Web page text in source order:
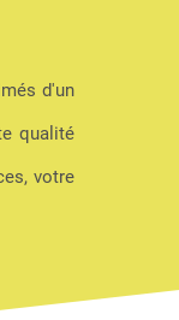
d'un
qualité
votre